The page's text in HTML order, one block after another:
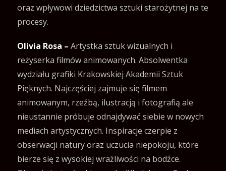
oraz wpływowi dziedzictwa sztuki starożytnej na te
procesy.
Olivia Rosa –Artystka sztuk wizualnych i
reżyserka filmów animowanych. Absolwentka
wydziału grafiki Krakowskiej Akademii Sztuk
Pięknych. Najczęściej zajmuje się filmem
animowanym, rzeźbą, ilustracją i fotografią ale
nieustannie próbuje odnajdywać siebie w nowych
mediach artystycznych. Inspiracje czerpie z
obserwacji natury oraz uczucia niepokoju, które
bierze się z wysokiej wrażliwości na bodźce.